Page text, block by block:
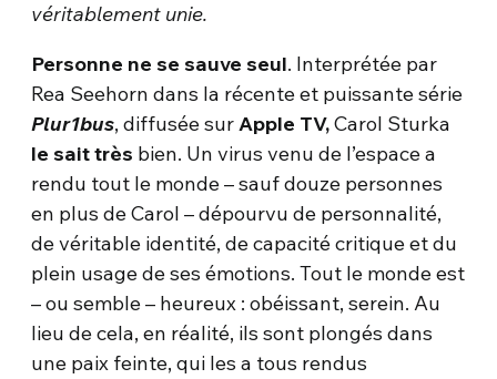
véritablement unie.
Personne ne se sauve seul. Interprétée par
Rea Seehorn dans la récente et puissante série
Plur1bus, diffusée surApple TV,Carol Sturka
le sait très bien. Un virus venu de l’espace a
rendu tout le monde – sauf douze personnes
en plus de Carol – dépourvu de personnalité,
de véritable identité, de capacité critique et du
plein usage de ses émotions. Tout le monde est
– ou semble – heureux : obéissant, serein. Au
lieu de cela, en réalité, ils sont plongés dans
une paix feinte, qui les a tous rendus